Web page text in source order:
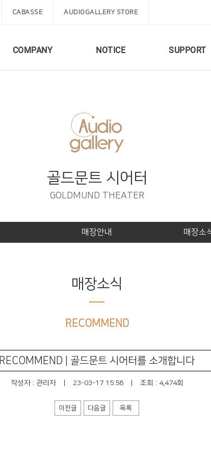
CABASSE AUDIOGALLERY STORE
COMPANY NOTICE SUPPORT
골드문트 시어터
GOLDMUND THEATER
매장안내 매장소
매장소식
RECOMMEND
RECOMMEND | 골드문트 시어터를 소개합니다
작성자 : 관리자 23-03-17 15:58 조회 : 4,474회
이전글 다음글 목록